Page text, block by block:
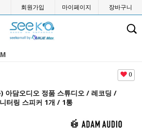
회원가입 마이페이지 장바구니
0
아담오디오 정품 스튜디오 / 레코딩 /
터링 스피커 1개 / 1통